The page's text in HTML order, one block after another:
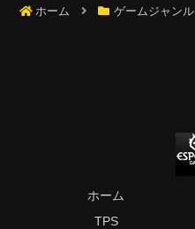
ホーム ゲームジャンル
ホーム
TPS